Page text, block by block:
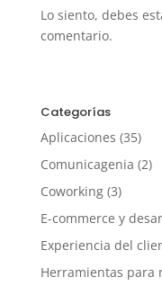
Lo siento, debes
comentario.
Categorías
Aplicaciones (35)
Comunicagenia (2)
Coworking(3)
E-commerce y
Experiencia del
Herramientas para